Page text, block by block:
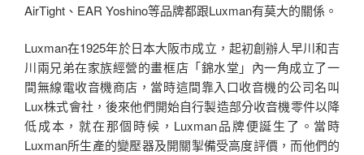
AirTight、EAR Yoshino等品牌都跟Luxman有莫大的關係。
Luxman在1925年於日本大阪市成立，起初創辦人早川和吉
川兩兄弟在家族經營的畫框店「錦水堂」內一角成立了一
間無線電收音機商店，當時這間靠入口收音機的公司名叫
Lux株式會社，後來他們開始自行製造部分收音機零件以降
低成本，就在那個時候，Luxman品牌便誕生了。當時
Luxman所生產的變壓器及開關掣備受高度評價，而他們的